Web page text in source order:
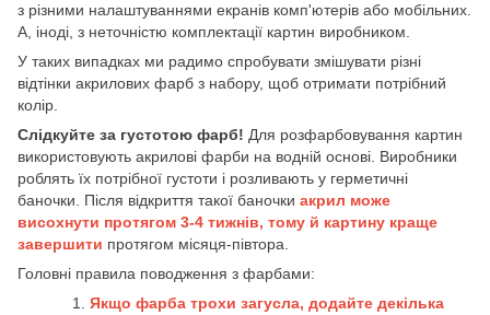
з різними налаштуваннями екранів комп'ютерів або мобільних.
А, іноді, з неточністю комплектації картин виробником.
У таких випадках ми радимо спробувати змішувати різні
відтінки акрилових фарб з набору, щоб отримати потрібний
колір.
Слідкуйте за густотою фарб! Для розфарбовування картин
використовують акрилові фарби на водній основі. Виробники
роблять їх потрібної густоти і розливають у герметичні
баночки. Після відкриття такої баночки акрил може
висохнути протягом 3-4 тижнів, тому й картину краще
завершити протягом місяця-півтора.
Головні правила поводження з фарбами:
Якщо фарба трохи загусла, додайте декілька